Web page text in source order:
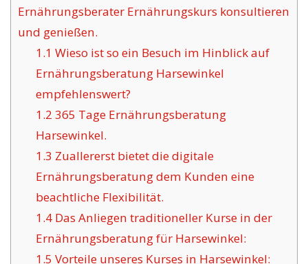
Ernährungsberater Ernährungskurs konsultieren
und genießen.
1.1 Wieso ist so ein Besuch im Hinblick auf
Ernährungsberatung Harsewinkel
empfehlenswert?
1.2 365 Tage Ernährungsberatung
Harsewinkel.
1.3 Zuallererst bietet die digitale
Ernährungsberatung dem Kunden eine
beachtliche Flexibilität.
1.4Das Anliegen traditioneller Kurse in der
Ernährungsberatung für Harsewinkel:
1.5 Vorteile unseres Kurses in Harsewinkel: